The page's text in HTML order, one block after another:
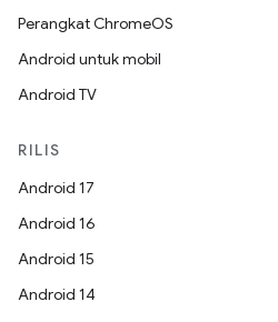
Perangkat ChromeOS
Android untuk mobil
Android TV
RILIS
Android 17
Android 16
Android 15
Android 14